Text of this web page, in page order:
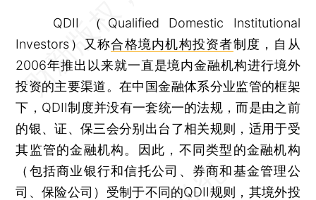
QDII （Qualified Domestic Institutional
Investors）又称合格境内机构投资者制度，自从
2006年推出以来就一直是境内金融机构进行境外
投资的主要渠道。在中国金融体系分业监管的框架
下，QDII制度并没有一套统一的法规，而是由之前
的银、证、保三会分别出台了相关规则，适用于受
其监管的金融机构。因此，不同类型的金融机构
（包括商业银行和信托公司、券商和基金管理公
司、保险公司）受制于不同的QDII规则，其境外投